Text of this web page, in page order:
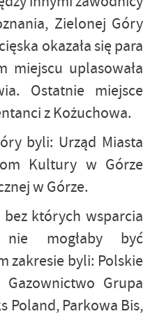
Zielonej Góry
okazała się para
miejscu uplasowała
Ostatnie miejsce
z Kożuchowa.
byli: Urząd Miasta
Kultury w Górze
w Górze.
których wsparcia
mogłaby być
zakresie byli: Polskie
Grupa
Poland, Parkowa Bis,